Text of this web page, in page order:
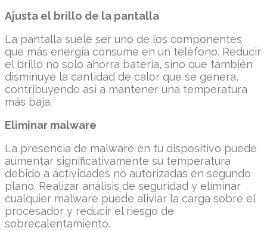
Ajusta el brillo de la pantalla
La pantalla suele ser uno de los componentes
que más energía consume en un teléfono. Reducir
el brillo no solo ahorra batería, sino que también
disminuye la cantidad de calor que se genera,
contribuyendo así a mantener una temperatura
más baja.
Eliminar malware
La presencia de malware en tu dispositivo puede
aumentar significativamente su temperatura
debido a actividades no autorizadas en segundo
plano. Realizar análisis de seguridad y eliminar
cualquier malware puede aliviar la carga sobre el
procesador y reducir el riesgo de
sobrecalentamiento.